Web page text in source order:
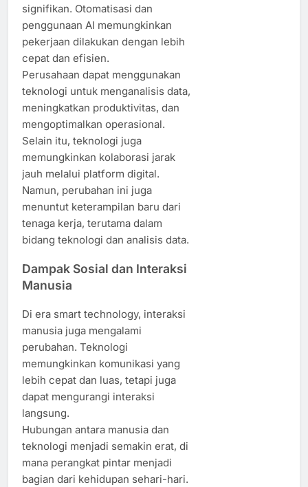
signifikan. Otomatisasi dan
penggunaan AI memungkinkan
pekerjaan dilakukan dengan lebih
cepat dan efisien.
Perusahaan dapat menggunakan
teknologi untuk menganalisis data,
meningkatkan produktivitas, dan
mengoptimalkan operasional.
Selain itu, teknologi juga
memungkinkan kolaborasi jarak
jauh melalui platform digital.
Namun, perubahan ini juga
menuntut keterampilan baru dari
tenaga kerja, terutama dalam
bidang teknologi dan analisis data.
Dampak Sosial dan Interaksi
Manusia
Di era smart technology, interaksi
manusia juga mengalami
perubahan. Teknologi
memungkinkan komunikasi yang
lebih cepat dan luas, tetapi juga
dapat mengurangi interaksi
langsung.
Hubungan antara manusia dan
teknologi menjadi semakin erat, di
mana perangkat pintar menjadi
bagian dari kehidupan sehari-hari.